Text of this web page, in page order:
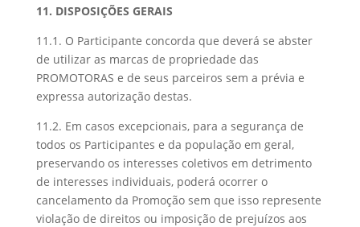
11. DISPOSIÇÕES GERAIS
11.1. O Participante concorda que deverá se abster
de utilizar as marcas de propriedade das
PROMOTORAS e de seus parceiros sem a prévia e
expressa autorização destas.
11.2. Em casos excepcionais, para a segurança de
todos os Participantes e da população em geral,
preservando os interesses coletivos em detrimento
de interesses individuais, poderá ocorrer o
cancelamento da Promoção sem que isso represente
violação de direitos ou imposição de prejuízos aos